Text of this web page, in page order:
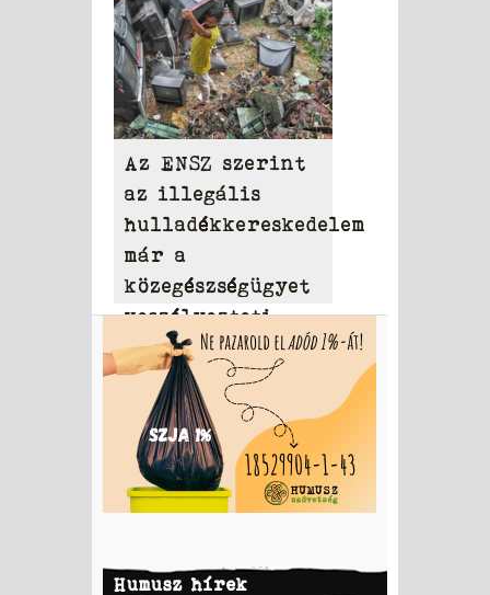
Az ENSZ szerint
az illegális
hulladékkereskedelem
már a
közegészségügyet
veszélyezteti
Humusz hírek